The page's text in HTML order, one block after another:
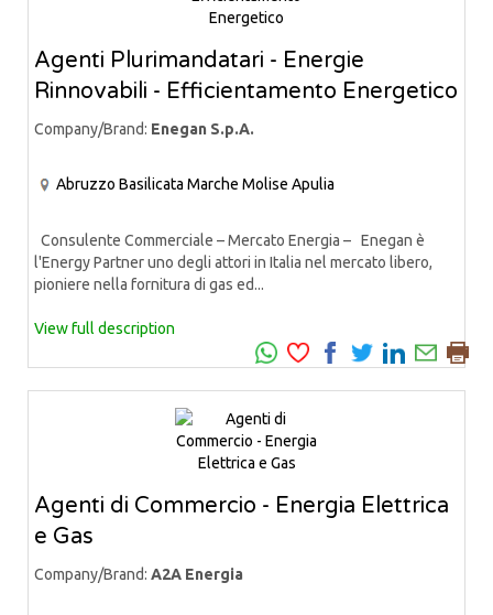
Agenti Plurimandatari - Energie
Rinnovabili - Efficientamento Energetico
Company/Brand: Enegan S.p.A.
Abruzzo Basilicata Marche Molise Apulia
Consulente Commerciale – Mercato Energia – Enegan è
l'Energy Partner uno degli attori in Italia nel mercato libero,
pioniere nella fornitura di gas ed...
View full description
Agenti di Commercio - Energia Elettrica
e Gas
Company/Brand: A2A Energia